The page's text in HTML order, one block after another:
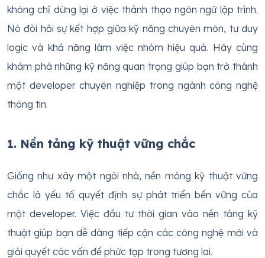
không chỉ dừng lại ở việc thành thạo ngôn ngữ lập trình.
Nó đòi hỏi sự kết hợp giữa kỹ năng chuyên môn, tư duy
logic và khả năng làm việc nhóm hiệu quả. Hãy cùng
khám phá những kỹ năng quan trọng giúp bạn trở thành
một developer chuyên nghiệp trong ngành công nghệ
thông tin.
1. Nền tảng kỹ thuật vững chắc
Giống như xây một ngôi nhà, nền móng kỹ thuật vững
chắc là yếu tố quyết định sự phát triển bền vững của
một developer. Việc đầu tư thời gian vào nền tảng kỹ
thuật giúp bạn dễ dàng tiếp cận các công nghệ mới và
giải quyết các vấn đề phức tạp trong tương lai.